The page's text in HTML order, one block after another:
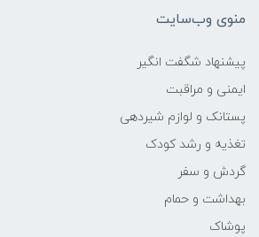
وزن محصول:
سبک، مناسب برای جابه‌جایی کودک
ابعاد تقریبی:
سانتی‌متر
ایمنی:
منوی وب‌سایت
پیشنهاد شگفت انگیر
ایمنی و مراقبت
پستانک و لوازم شیردهی
تغذیه و رشد کودک
گردش و سفر
بهداشت و حمام
پوشاک